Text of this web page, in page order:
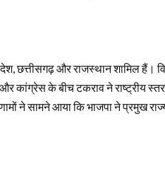
छत्तीसगढ़ और राजस्थान शामिल हैं।
कांग्रेस के बीच टकराव ने राष्ट्रीय स्तर
ने सामने आया कि भाजपा ने प्रमुख